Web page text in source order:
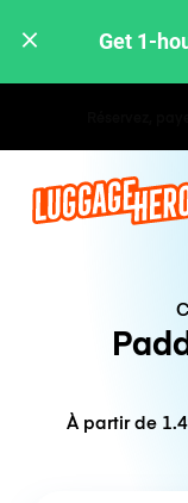
Get 1-
À partir de